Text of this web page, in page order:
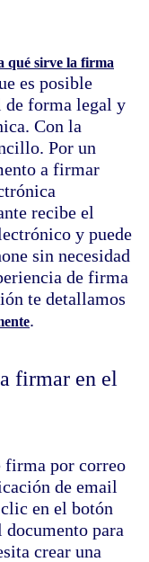
qué sirve la firma
es posible
forma legal y
. Con la
Por un
a firmar
recibe el
y puede
sin necesidad
de firma
te detallamos
.
firmar en el
por correo
de email
en el botón
documento para
crear una